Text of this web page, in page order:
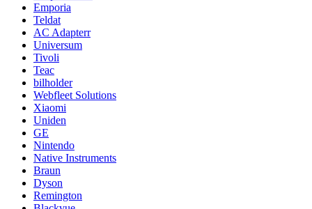
Emporia
Teldat
AC Adapterr
Universum
Tivoli
Teac
bilholder
Webfleet Solutions
Xiaomi
Uniden
GE
Nintendo
Native Instruments
Braun
Dyson
Remington